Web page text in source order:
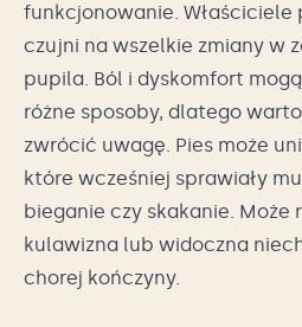
funkcjonowanie.
czujni na wszelkie zmiany w
pupila. Ból i dyskomfort
różne sposoby, dlatego
zwrócić uwagę. Pies może
które wcześniej sprawiały
bieganie czy skakanie. Może
kulawizna lub widoczna
chorej kończyny.